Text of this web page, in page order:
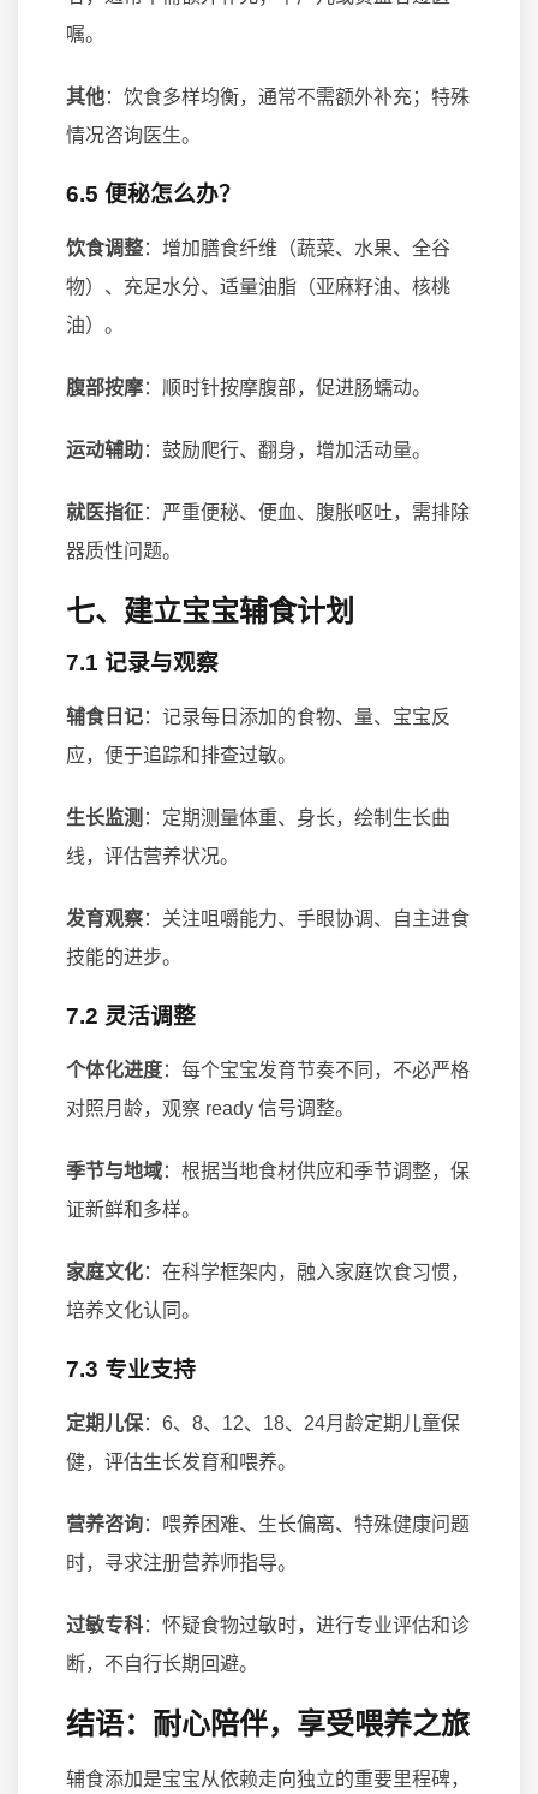
嘱。
其他：饮食多样均衡，通常不需额外补充；特殊
情况咨询医生。
6.5 便秘怎么办？
饮食调整：增加膳食纤维（蔬菜、水果、全谷
物）、充足水分、适量油脂（亚麻籽油、核桃
油）。
腹部按摩：顺时针按摩腹部，促进肠蠕动。
运动辅助：鼓励爬行、翻身，增加活动量。
就医指征：严重便秘、便血、腹胀呕吐，需排除
器质性问题。
七、建立宝宝辅食计划
7.1 记录与观察
辅食日记：记录每日添加的食物、量、宝宝反
应，便于追踪和排查过敏。
生长监测 ：定期测量体重、身长，绘制生长曲
线，评估营养状况。
发育观察：关注咀嚼能力、手眼协调、自主进食
技能的进步。
7.2 灵活调整
个体化进度：每个宝宝发育节奏不同，不必严格
对照月龄，观察 ready 信号调整。
季节与地域：根据当地食材供应和季节调整，保
证新鲜和多样。
家庭文化：在科学框架内，融入家庭饮食习惯，
培养文化认同。
7.3 专业支持
定期儿保：6、8、12、18、24月龄定期儿童保
健，评估生长发育和喂养。
营养咨询：喂养困难、生长偏离、特殊健康问题
时，寻求注册营养师指导。
过敏专科：怀疑食物过敏时，进行专业评估和诊
断，不自行长期回避。
结语：耐心陪伴，享受喂养之旅
辅食添加是宝宝从依赖走向独立的重要里程碑，